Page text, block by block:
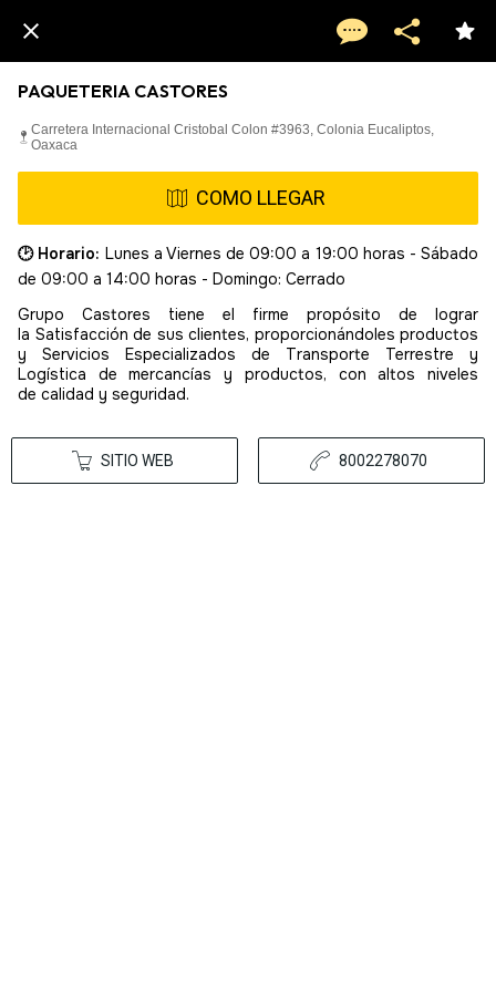
PAQUETERIA CASTORES
Carretera Internacional Cristobal Colon #3963, Colonia Eucaliptos,
Oaxaca
COMO LLEGAR
🕑 Horario: Lunes a Viernes de 09:00 a 19:00 horas - Sábado
de 09:00 a 14:00 horas - Domingo: Cerrado
Grupo Castores tiene el firme propósito de lograr
la Satisfacción de sus clientes, proporcionándoles productos
y Servicios Especializados de Transporte Terrestre y
Logística de mercancías y productos, con altos niveles
de calidad y seguridad.
SITIO WEB 8002278070